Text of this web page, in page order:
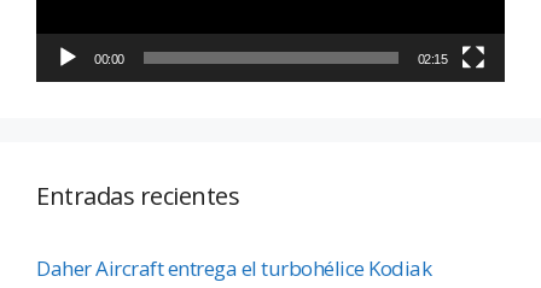
00:00 02:15
Entradas recientes
Daher Aircraft entrega el turbohélice Kodiak